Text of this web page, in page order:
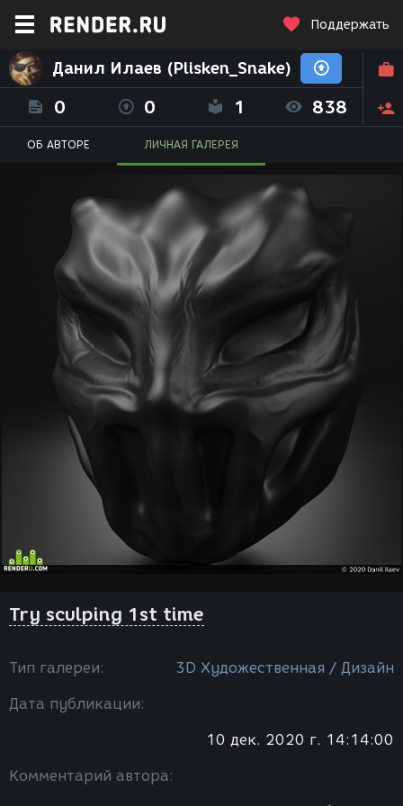
Поддержать
Данил Илаев (Plisken_Snake)
0 0 1 838
ОБ АВТОРЕ ЛИЧНАЯ ГАЛЕРЕЯ
Try sculping 1st time
Тип галереи: 3D Художественная / Дизайн
Дата публикации:
10 дек. 2020 г. 14:14:00
Комментарий автора: